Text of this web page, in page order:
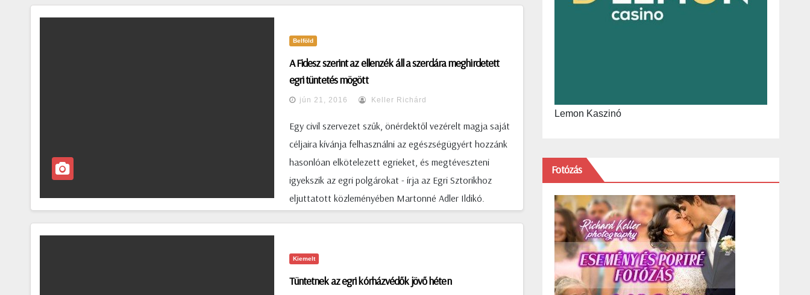
Belföld
A Fidesz szerint az ellenzék áll a szerdára meghirdetett
egri tüntetés mögött
jún 21, 2016 Keller Richárd
Egy civil szervezet szűk, önérdektől vezérelt magja saját
céljaira kívánja felhasználni az egészségügyért hozzánk
hasonlóan elkötelezett egrieket, és megtéveszteni
igyekszik az egri polgárokat - írja az Egri Sztorikhoz
eljuttatott közleményében Martonné Adler Ildikó.
Kiemelt
Tüntetnek az egri kórházvédők jövő héten
Lemon Kaszinó
Fotózás